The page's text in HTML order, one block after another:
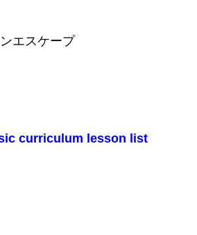
エスケープ
curriculum lesson list